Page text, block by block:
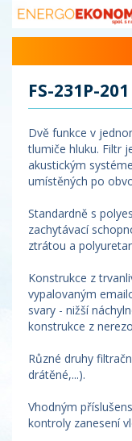
FS-231P-201
Dvě funkce v
tlumiče hluku. Filtr
akustickým
umístěných po
Standardně s
zachytávací
ztrátou a
Konstrukce z
vypalovaným
svary - nižší
konstrukce z
Různé druhy
drátěné,...).
Vhodným
kontroly zanesení